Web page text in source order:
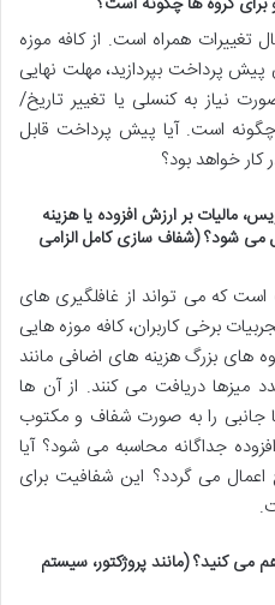
تغییرات همراه است. از کافه موزه
پیش پرداخت بپردازید، مهلت نهایی
نیاز به کنسلی یا تغییر تاریخ/
است. آیا پیش پرداخت قابل
کار خواهد بود؟
مالیات بر ارزش افزوده یا هزینه
می شود؟ (شفاف سازی کامل الزامی
است که می تواند از غافلگیری های
برخی کاربران، کافه موزه هایی
های بزرگ هزینه های اضافی مانند
دریافت می کنند. از آن ها
جانبی را به صورت شفاف و مکتوب
بر ارزش افزوده جداگانه محاسبه می شود؟ آیا
می گردد؟ این شفافیت برای
می کنید؟ (مانند پروژکتور، سیستم